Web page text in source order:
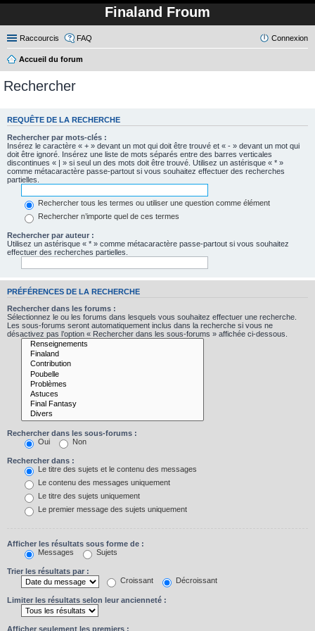
Finaland Froum
Raccourcis FAQ Connexion
Accueil du forum
Rechercher
REQUÊTE DE LA RECHERCHE
Rechercher par mots-clés :
Insérez le caractère « + » devant un mot qui doit être trouvé et « - » devant un mot qui
doit être ignoré. Insérez une liste de mots séparés entre des barres verticales
discontinues « | » si seul un des mots doit être trouvé. Utilisez un astérisque « * »
comme métacaractère passe-partout si vous souhaitez effectuer des recherches
partielles.
Rechercher tous les termes ou utiliser une question comme élément
Rechercher n’importe quel de ces termes
Rechercher par auteur :
Utilisez un astérisque « * » comme métacaractère passe-partout si vous souhaitez
effectuer des recherches partielles.
PRÉFÉRENCES DE LA RECHERCHE
Rechercher dans les forums :
Sélectionnez le ou les forums dans lesquels vous souhaitez effectuer une recherche.
Les sous-forums seront automatiquement inclus dans la recherche si vous ne
désactivez pas l’option « Rechercher dans les sous-forums » affichée ci-dessous.
Rechercher dans les sous-forums :
Oui
Non
Rechercher dans :
Le titre des sujets et le contenu des messages
Le contenu des messages uniquement
Le titre des sujets uniquement
Le premier message des sujets uniquement
Afficher les résultats sous forme de :
Messages
Sujets
Trier les résultats par :
Croissant
Décroissant
Limiter les résultats selon leur ancienneté :
Afficher seulement les premiers :